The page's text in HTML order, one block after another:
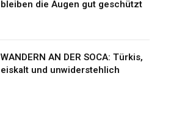
bleiben die Augen gut geschützt
WANDERN AN DER SOCA: Türkis,
eiskalt und unwiderstehlich